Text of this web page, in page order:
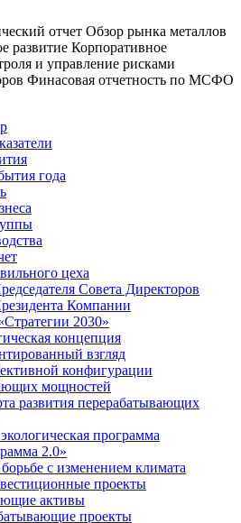
отчет Обзор рынка металлов
развитие Корпоративное
и управление рисками
Финасовая отчетность по МСФО
года
цеха
Совета Директоров
Компании
2030»
концепция
взгляд
конфигурации
мощностей
развития перерабатывающих
программа
2.0»
с изменением климата
проекты
активы
проекты